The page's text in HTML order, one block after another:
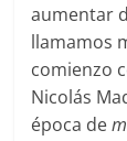
aumentar
llamamos
comienzo
Nicolás
época de